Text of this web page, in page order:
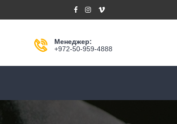
Менеджер:
+972-50-959-4888